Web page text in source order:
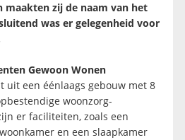
maakten zij de naam van het
was er gelegenheid voor
Gewoon Wonen
uit een éénlaags gebouw met 8
woonzorg-
er faciliteiten, zoals een
en een slaapkamer